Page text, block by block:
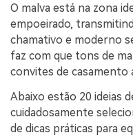
O malva está na zona
empoeirado,
chamativo e moderno
faz com que tons de
convites de casamento
Abaixo estão 20 ideias
cuidadosamente
de dicas práticas para